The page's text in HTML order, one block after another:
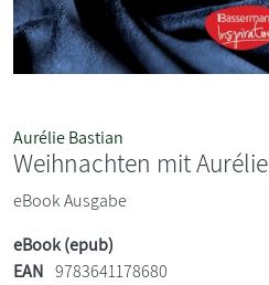
Aurélie Bastian
Weihnachten mit Aurélie
eBook Ausgabe
eBook (epub)
EAN 9783641178680